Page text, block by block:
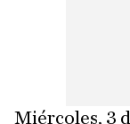
Miércoles, 3